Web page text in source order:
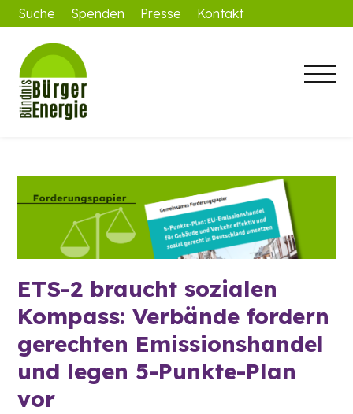
Suche Spenden Presse Kontakt
ETS-2 braucht sozialen
Kompass: Verbände fordern
gerechten Emissionshandel
und legen 5-Punkte-Plan
vor